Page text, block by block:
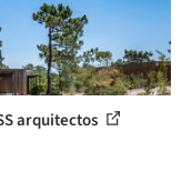
arquitectos